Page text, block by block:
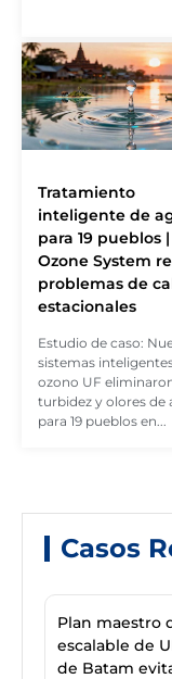
Tratamiento
inteligente de
para 19 pueblos
Ozone System
problemas de
estacionales
Estudio de caso:
sistemas
ozono UF
turbidez y olores de
para 19 pueblos en...
Casos
Plan maestro
escalable de
de Batam